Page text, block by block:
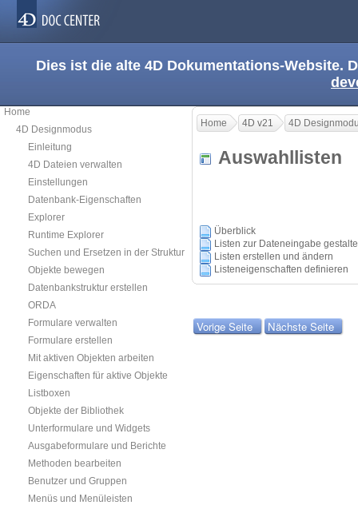
Dies ist die alte 4D Dokumentations-Website.
Home
4D Designmodus
Einleitung
4D Dateien verwalten
Einstellungen
Datenbank-Eigenschaften
Explorer
Runtime Explorer
Suchen und Ersetzen in der Struktur
Objekte bewegen
Datenbankstruktur erstellen
ORDA
Formulare verwalten
Formulare erstellen
Mit aktiven Objekten arbeiten
Eigenschaften für aktive Objekte
Listboxen
Objekte der Bibliothek
Unterformulare und Widgets
Ausgabeformulare und Berichte
Methoden bearbeiten
Benutzer und Gruppen
Menüs und Menüleisten
Home 4D v21 4D
Auswahllisten
Überblick
Listen zur Dateneingabe
Listen erstellen und ändern
Listeneigenschaften definieren
Vorige Seite Nächste Seite